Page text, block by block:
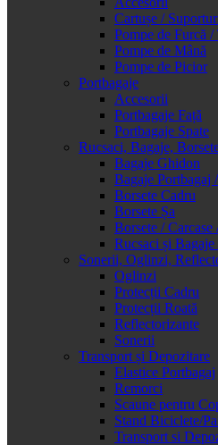
Cartușe /
Pompe de Furcă /
Pompe de Mână
Pompe de Picior
Portbagaje
Accesorii
Portbagaje Față
Portbagaje Spate
Rucsaci, Bagaje,
Bagaje Ghidon
Bagaje Portbagaj
Borsete Cadru
Borsete Șa
Borsete /
Rucsaci și
Sonerii, Oglinzi,
Oglinzi
Protecții Cadru
Protecții Roată
Reflectorizante
Sonerii
Transport și Depozitare
Elastice Portbagaj
Remorci
Scaune pentru
Stand Biciclete/
Transport si